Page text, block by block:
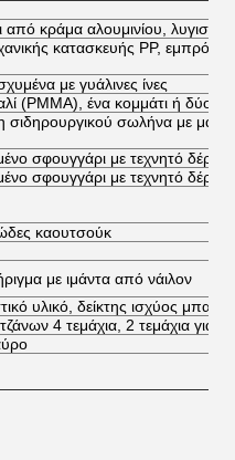
από κράμα αλουμινίου,
κατασκευής PP,
με γυάλινες ίνες
(PMMA), ένα κομμάτι ή δύο
σωλήνα με
σφουγγάρι με τεχνητό δέρμα
σφουγγάρι με τεχνητό δέρμα
καουτσούκ
με ιμάντα από νάιλον
υλικό, δείκτης ισχύος
4 τεμάχια, 2 τεμάχια για